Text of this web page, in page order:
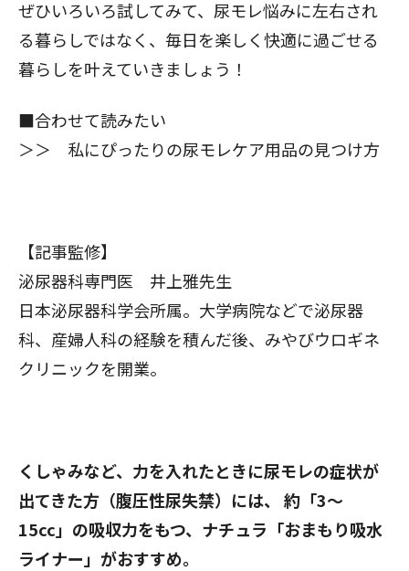
ぜひいろいろ試してみて、尿モレ悩みに左右され
る暮らしではなく、毎日を楽しく快適に過ごせる
暮らしを叶えていきましょう！
■合わせて読みたい
＞＞ 私にぴったりの尿モレケア用品の見つけ方
【記事監修】
泌尿器科専門医 井上雅先生
日本泌尿器科学会所属。大学病院などで泌尿器
科、産婦人科の経験を積んだ後、みやびウロギネ
クリニックを開業。
くしゃみなど、力を入れたときに尿モレの症状が
出てきた方（腹圧性尿失禁）には、 約「3～
15cc」の吸収力をもつ、ナチュラ「おまもり吸水
ライナー」がおすすめ。